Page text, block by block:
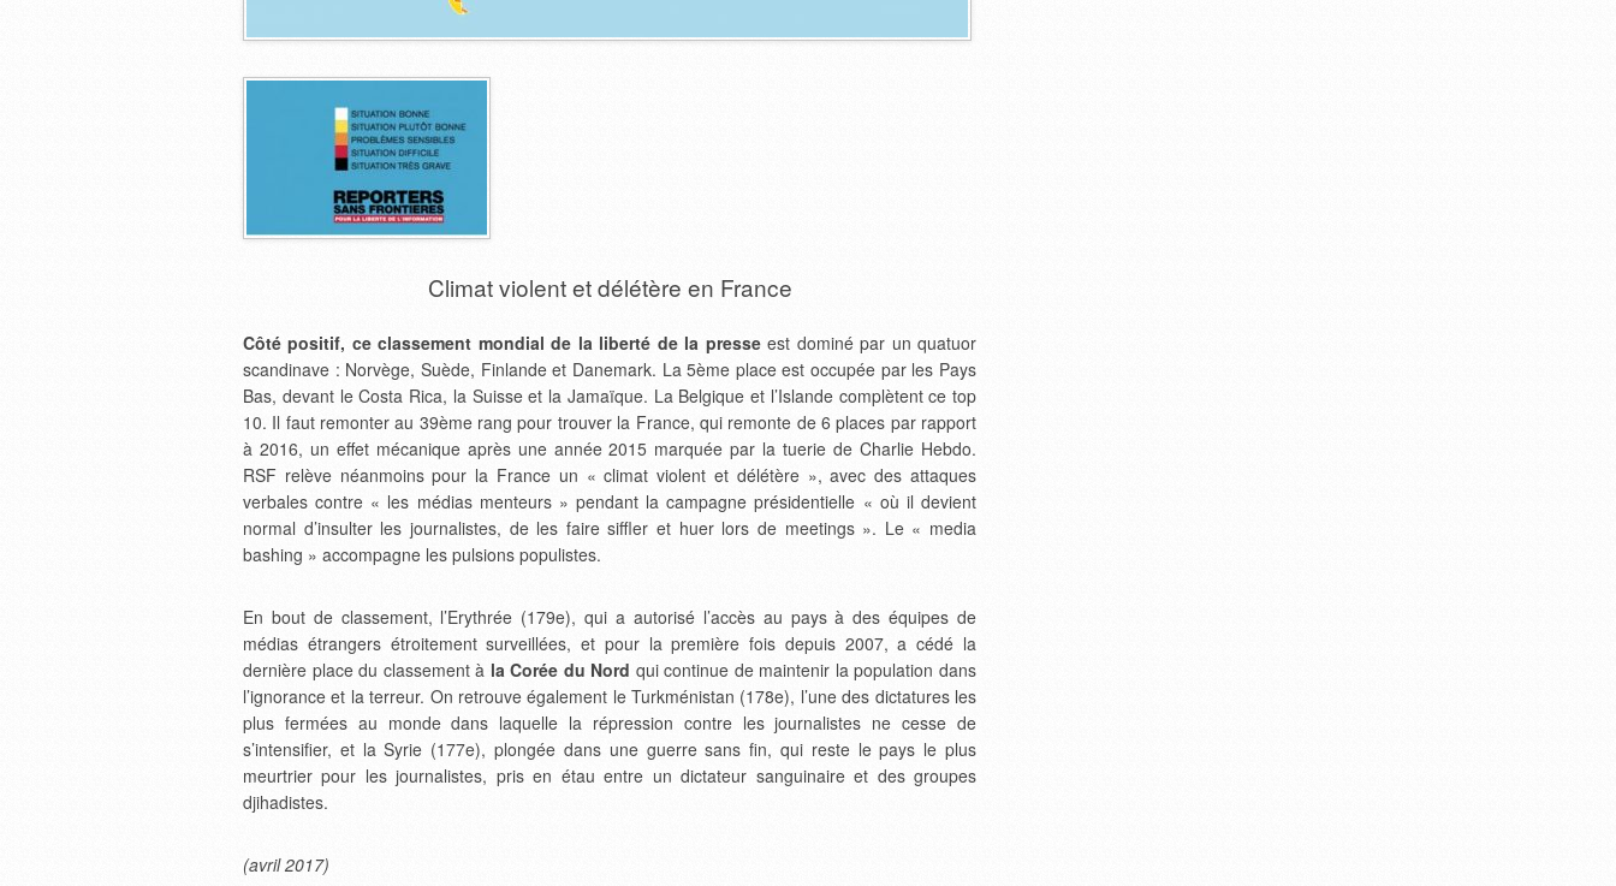
Climat violent et délétère en France
Côté positif, ce classement mondial de la liberté de la presseest dominé par un quatuor
scandinave : Norvège, Suède, Finlande et Danemark. La 5ème place est occupée par les Pays
Bas, devant le Costa Rica, la Suisse et la Jamaïque. La Belgique et l’Islande complètent ce top
10. Il faut remonter au 39èmerang pour trouver la France, qui remonte de 6 places par rapport
à 2016, un effet mécanique après une année 2015 marquée par la tuerie de Charlie Hebdo.
RSF relève néanmoins pour la France un « climat violent et délétère », avec des attaques
verbales contre « les médias menteurs » pendant la campagne présidentielle « où il devient
normal d’insulter les journalistes, de les faire siffler et huer lors de meetings ». Le « media
bashing » accompagne les pulsions populistes.
En bout de classement, l’Erythrée (179e), qui a autorisé l’accès au pays à des équipes de
médias étrangers étroitement surveillées, et pour la première fois depuis 2007, a cédé la
dernière place du classement à la Corée du Nord qui continue de maintenir la population dans
l’ignorance et la terreur. On retrouve également le Turkménistan (178e), l’une des dictatures les
plus fermées au monde dans laquelle la répression contre les journalistes ne cesse de
s’intensifier, et la Syrie (177e), plongée dans une guerre sans fin, qui reste le pays le plus
meurtrier pour les journalistes, pris en étau entre un dictateur sanguinaire et des groupes
djihadistes.
(avril 2017)